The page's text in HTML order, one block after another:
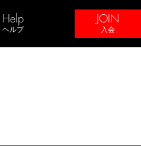
Help
ヘルプ
JOIN
入会